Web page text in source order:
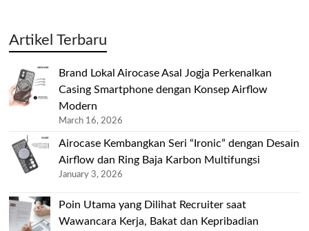
Artikel Terbaru
Brand Lokal Airocase Asal Jogja Perkenalkan
Casing Smartphone dengan Konsep Airflow
Modern
March 16, 2026
Airocase Kembangkan Seri “Ironic” dengan Desain
Airflow dan Ring Baja Karbon Multifungsi
January 3, 2026
Poin Utama yang Dilihat Recruiter saat
Wawancara Kerja, Bakat dan Kepribadian